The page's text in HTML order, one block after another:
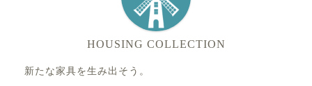
HOUSING COLLECTION
新たな家具を生み出そう。